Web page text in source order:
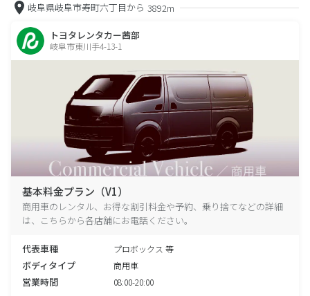
岐阜県岐阜市寿町六丁目から 3892m
トヨタレンタカー茜部
岐阜市東川手4-13-1
基本料金プラン（V1）
商用車のレンタル、お得な割引料金や予約、乗り捨てなどの詳細
は、こちらから各店舗にお電話ください。
代表車種 プロボックス 等
ボディタイプ 商用車
営業時間 08:00-20:00